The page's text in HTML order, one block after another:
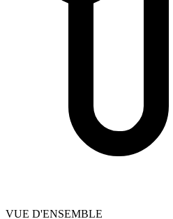
VUE D'ENSEMBLE